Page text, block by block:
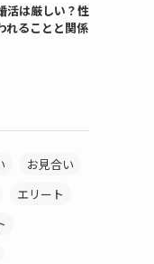
活は厳しい？性
れることと関係
お見合い
エリート